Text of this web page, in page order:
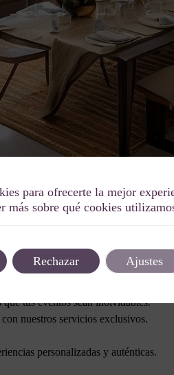
Etiqueta:
una ocasión especial
tus eventos sean inolvidables.
nuestros servicios exclusivos.
personalizadas y auténticas.
para ofrecerte la mejor
más sobre qué cookies
Rechazar Ajustes